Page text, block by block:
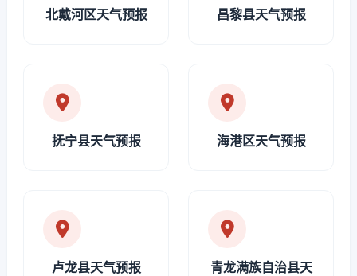
北戴河区天气预报 昌黎县天气预报
抚宁县天气预报 海港区天气预报
卢龙县天气预报
青龙满族自治县天